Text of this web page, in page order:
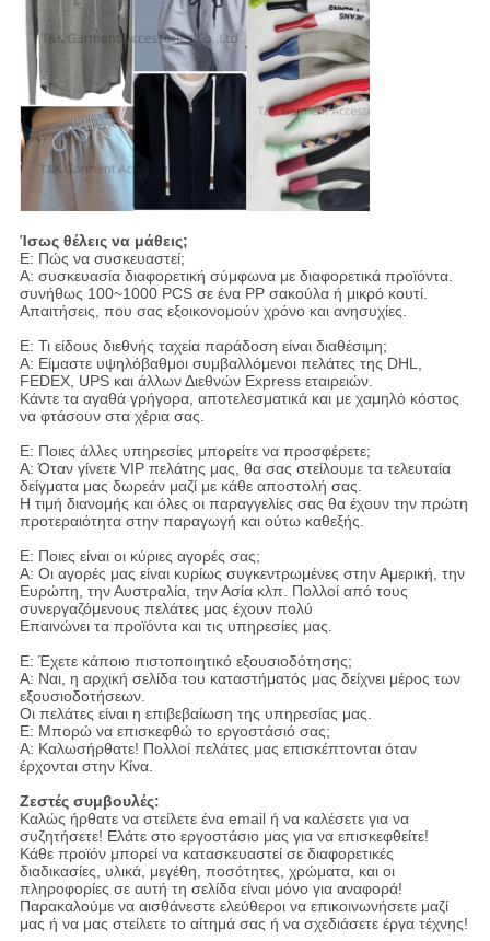
Ίσως θέλεις να μάθεις;
Ε: Πώς να συσκευαστεί;
Α: συσκευασία διαφορετική σύμφωνα με διαφορετικά προϊόντα.
συνήθως 100~1000 PCS σε ένα PP σακούλα ή μικρό κουτί.
Απαιτήσεις, που σας εξοικονομούν χρόνο και ανησυχίες.
Ε: Τι είδους διεθνής ταχεία παράδοση είναι διαθέσιμη;
Α: Είμαστε υψηλόβαθμοι συμβαλλόμενοι πελάτες της DHL,
FEDEX, UPS και άλλων Διεθνών Express εταιρειών.
Κάντε τα αγαθά γρήγορα, αποτελεσματικά και με χαμηλό κόστος
να φτάσουν στα χέρια σας.
Ε: Ποιες άλλες υπηρεσίες μπορείτε να προσφέρετε;
Α: Όταν γίνετε VIP πελάτης μας, θα σας στείλουμε τα τελευταία
δείγματα μας δωρεάν μαζί με κάθε αποστολή σας.
Η τιμή διανομής και όλες οι παραγγελίες σας θα έχουν την πρώτη
προτεραιότητα στην παραγωγή και ούτω καθεξής.
Ε: Ποιες είναι οι κύριες αγορές σας;
Α: Οι αγορές μας είναι κυρίως συγκεντρωμένες στην Αμερική, την
Ευρώπη, την Αυστραλία, την Ασία κλπ. Πολλοί από τους
συνεργαζόμενους πελάτες μας έχουν πολύ
Επαινώνει τα προϊόντα και τις υπηρεσίες μας.
Ε: Έχετε κάποιο πιστοποιητικό εξουσιοδότησης;
Α: Ναι, η αρχική σελίδα του καταστήματός μας δείχνει μέρος των
εξουσιοδοτήσεων.
Οι πελάτες είναι η επιβεβαίωση της υπηρεσίας μας.
Ε: Μπορώ να επισκεφθώ το εργοστάσιό σας;
Α: Καλωσήρθατε! Πολλοί πελάτες μας επισκέπτονται όταν
έρχονται στην Κίνα.
Ζεστές συμβουλές:
Καλώς ήρθατε να στείλετε ένα email ή να καλέσετε για να
συζητήσετε! Ελάτε στο εργοστάσιο μας για να επισκεφθείτε!
Κάθε προϊόν μπορεί να κατασκευαστεί σε διαφορετικές
διαδικασίες, υλικά, μεγέθη, ποσότητες, χρώματα, και οι
πληροφορίες σε αυτή τη σελίδα είναι μόνο για αναφορά!
Παρακαλούμε να αισθάνεστε ελεύθεροι να επικοινωνήσετε μαζί
μας ή να μας στείλετε το αίτημά σας ή να σχεδιάσετε έργα τέχνης!